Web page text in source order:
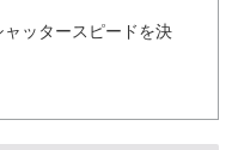
ッタースピードを決